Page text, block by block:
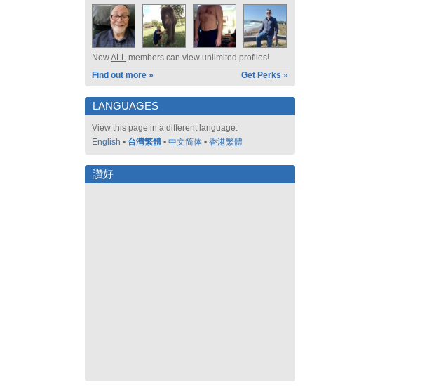
NowALL members can view unlimited profiles!
Find out more »
Get Perks »
LANGUAGES
View this page in a different language:
English • 台灣繁體 • 中文简体 • 香港繁體
讚好